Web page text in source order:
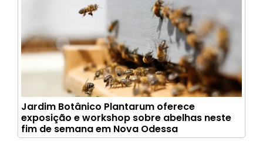
Jardim Botânico Plantarum oferece
exposição e workshop sobre abelhas neste
fim de semana em Nova Odessa